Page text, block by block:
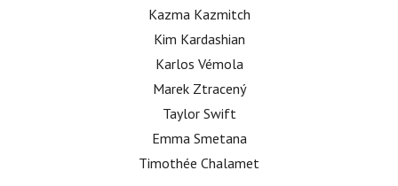
Kazma Kazmitch
Kim Kardashian
Karlos Vémola
Marek Ztracený
Taylor Swift
Emma Smetana
Timothée Chalamet